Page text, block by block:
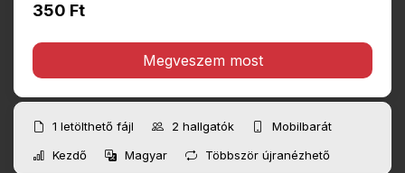
350 Ft
Megveszem most
1 letölthető fájl 2 hallgatók
Mobilbarát
Kezdő
Magyar Többször újranézhető